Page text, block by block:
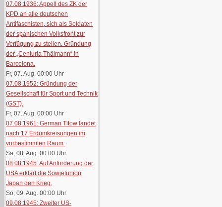
07.08.1936: Appell des ZK der
KPD an alle deutschen
Antifaschisten, sich als Soldaten
der spanischen Volksfront zur
Verfügung zu stellen. Gründung
der „Centuria Thälmann“ in
Barcelona.
Fr, 07. Aug. 00:00 Uhr
07.08.1952: Gründung der
Gesellschaft für Sport und Technik
(GST).
Fr, 07. Aug. 00:00 Uhr
07.08.1961: German Titow landet
nach 17 Erdumkreisungen im
vorbestimmten Raum.
Sa, 08. Aug. 00:00 Uhr
08.08.1945: Auf Anforderung der
USA erklärt die Sowjetunion
Japan den Krieg.
So, 09. Aug. 00:00 Uhr
09.08.1945: Zweiter US-